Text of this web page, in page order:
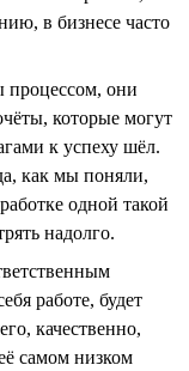
в бизнесе часто
процессом, они
которые могут
к успеху шёл.
как мы поняли,
одной такой
надолго.
работе, будет
качественно,
самом низком